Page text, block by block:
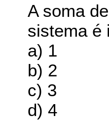
A soma
sistema é
a) 1
b) 2
c) 3
d) 4